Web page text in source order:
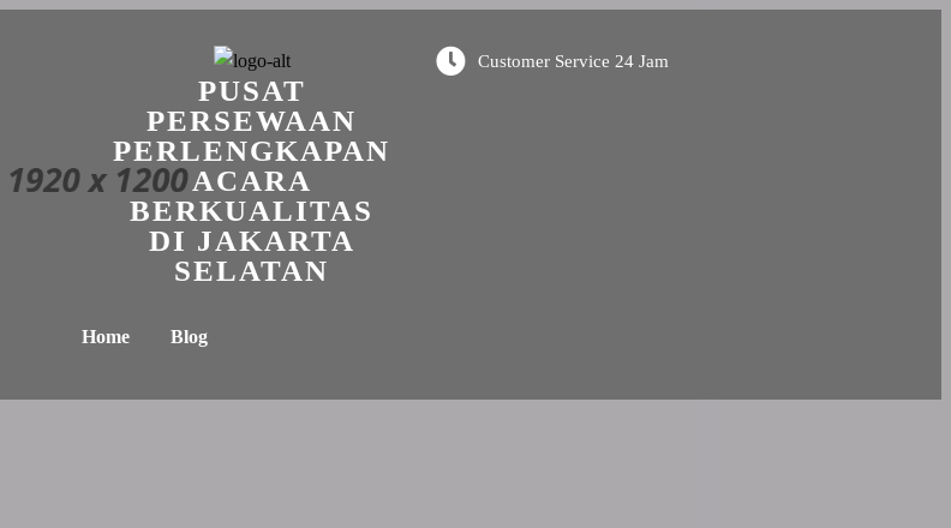
PUSAT
PERSEWAAN
PERLENGKAPAN
ACARA
BERKUALITAS
DI JAKARTA
SELATAN
Customer Service 24 Jam
Home Blog